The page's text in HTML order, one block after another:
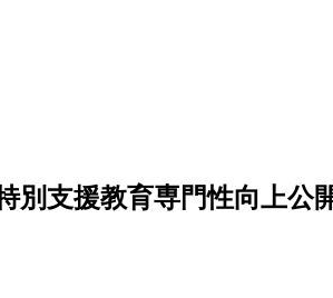
支援教育専門性向上公開